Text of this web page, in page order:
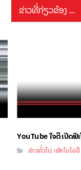
ຂ່າວທີ່ກ່ຽວຂ້ອງ ...
YouTube ໃຈດີ ເປີດຟີ
ຂ່າວທົ່ວໄປ,ເທັກໂນໂລຢີ